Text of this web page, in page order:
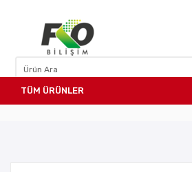
TÜM ÜRÜNLER